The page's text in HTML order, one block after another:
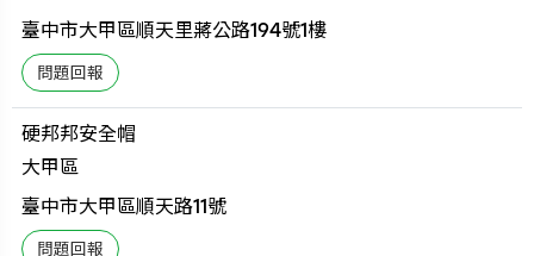
臺中市大甲區順天里蔣公路194號1樓
硬邦邦安全帽
大甲區
臺中市大甲區順天路11號